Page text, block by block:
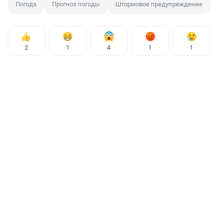
Погода Прогноз погоды Штормовое предупреждение
2 1 4 1 1